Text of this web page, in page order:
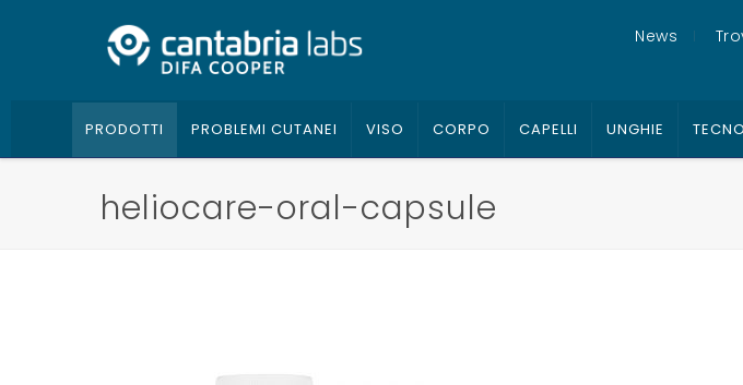
News
PRODOTTI PROBLEMI CUTANEI VISO CORPO CAPELLI UNGHIE
heliocare-oral-capsule